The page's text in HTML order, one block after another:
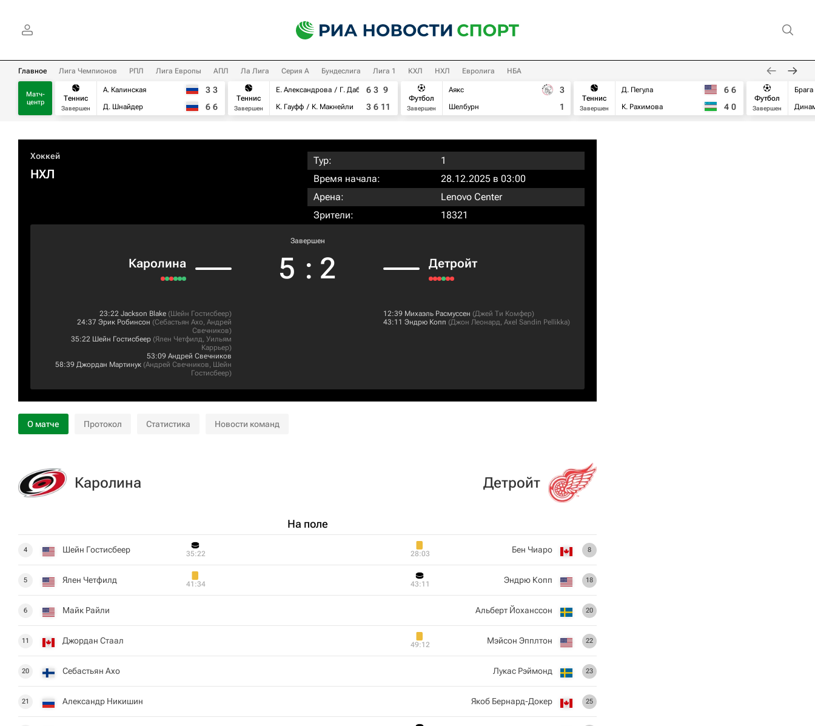
Главное Лига Чемпионов РПЛ Лига Европы АПЛ Ла Лига Серия А Бундеслига Лига 1 КХЛ НХЛ Евролига НБА
Матч-
центр
Теннис
Завершен
А. Калинская
Д. Шнайдер
3 3
6 6
Теннис
Завершен
Е. Александрова
Г. Дабровски
К. Гауфф
К. Макнейли
6 3 9
3 6 11
Футбол
Завершен
Аякс
Шелбурн
3
1
Теннис
Завершен
Д. Пегула
К. Рахимова
6 6
4 0
Футбол
Завершен
Брага
Хоккей
НХЛ
Тур:
1
Время начала:
28.12.2025 в 03:00
Арена:
Lenovo Center
Зрители:
18321
Каролина
Завершен
5 : 2 Детройт
23:22 Jackson Blake (Шейн Гостисбеер)
24:37 Эрик Робинсон (Себастьян Ахо, Андрей
Свечников)
35:22 Шейн Гостисбеер (Ялен Четфилд, Уильям
Каррьер)
53:09 Андрей Свечников
58:39 Джордан Мартинук (Андрей Свечников, Шейн
Гостисбеер)
12:39 Михаэль Расмуссен (Джей Ти Комфер)
43:11 Эндрю Копп (Джон Леонард, Axel Sandin Pellikka)
О матче Протокол Статистика Новости команд
Каролина
На поле
4 Шейн Гостисбеер 35:22
5 Ялен Четфилд 41:34
6 Майк Райли
11 Джордан Стаал
20 Себастьян Ахо
21 Александр Никишин
Детройт
8
Бен Чиаро
28:03
18
Эндрю Копп
43:11
20
Альберт Йоханссон
22
Мэйсон Эпплтон
49:12
23
Лукас Рэймонд
25
Якоб Бернард-Докер